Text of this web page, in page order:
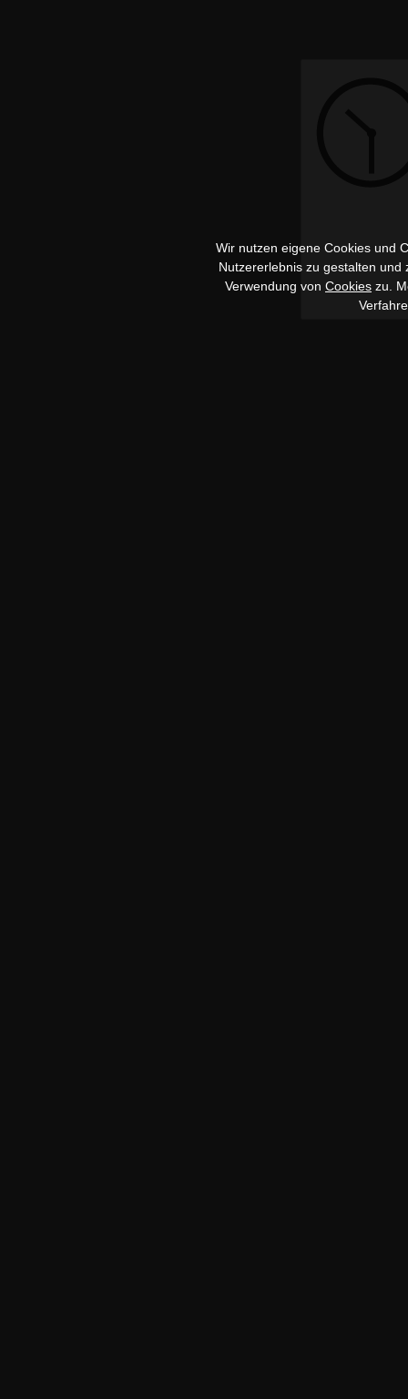
Wir nutzen eigene Cookies und
Nutzererlebnis zu gestalten
Verwendung von Cookies zu.